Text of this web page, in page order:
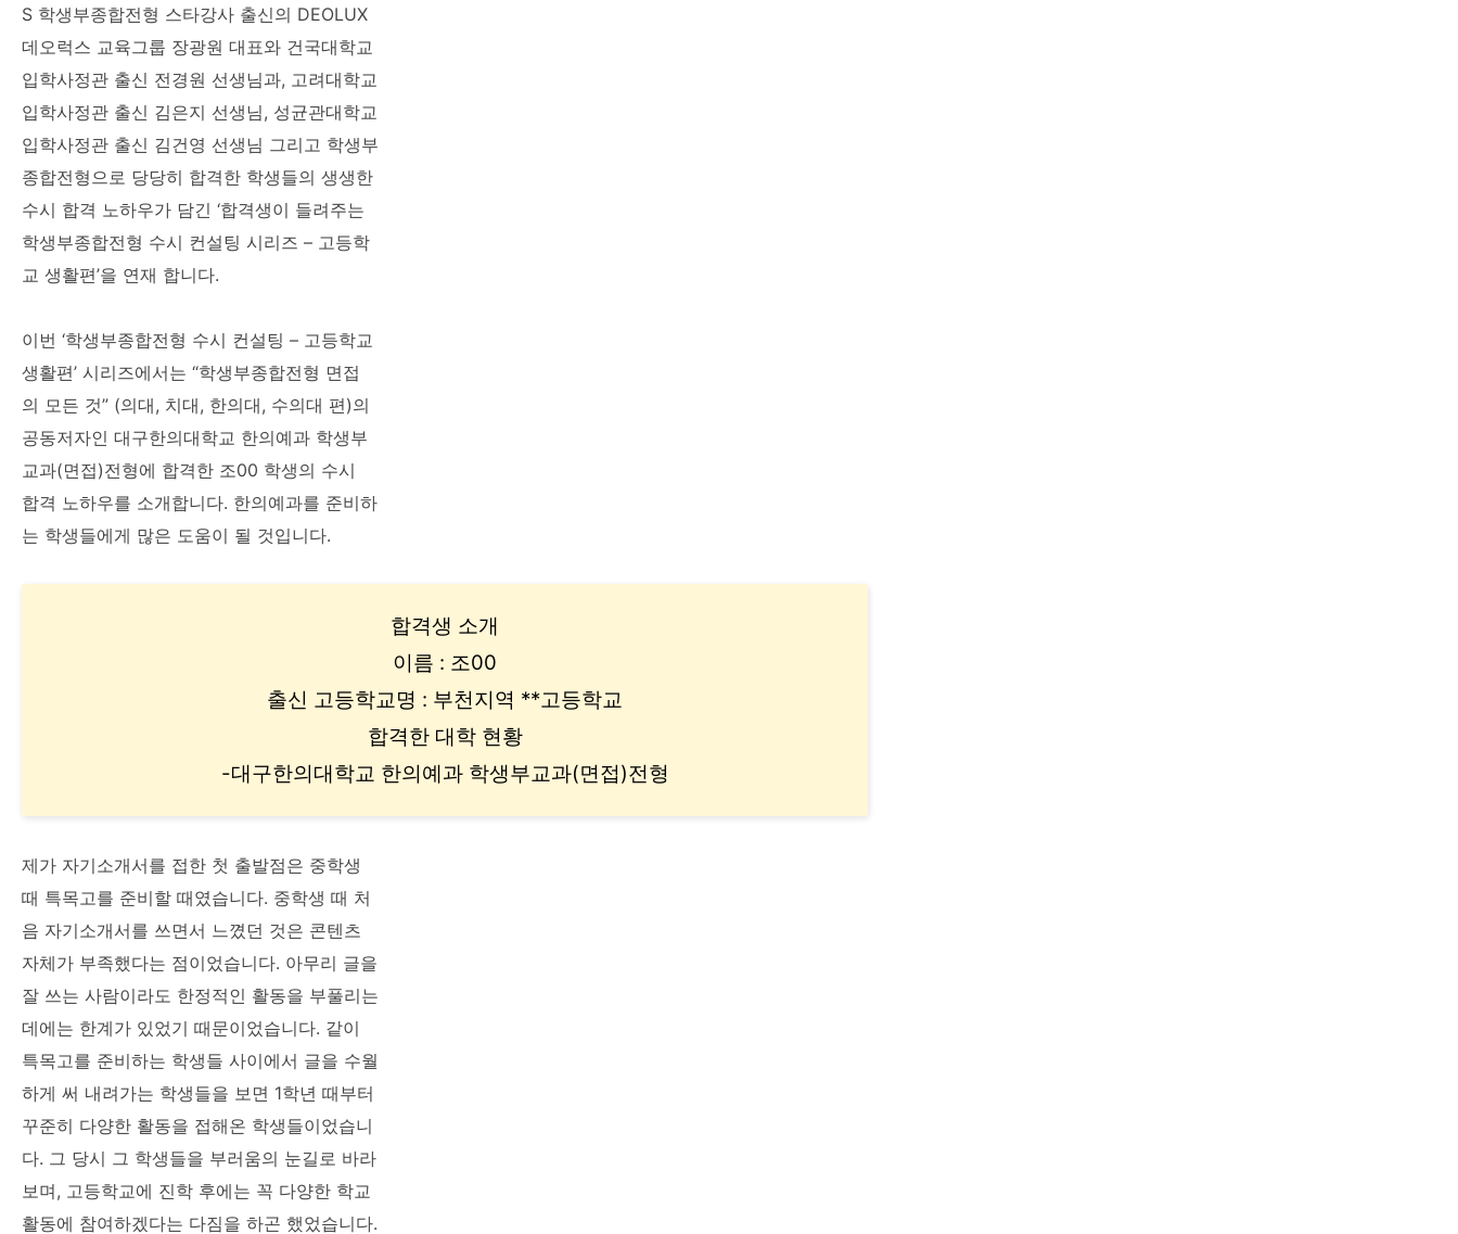
S 학생부종합전형 스타강사 출신의 DEOLUX
데오럭스 교육그룹 장광원 대표와 건국대학교
입학사정관 출신 전경원 선생님과, 고려대학교
입학사정관 출신 김은지 선생님, 성균관대학교
입학사정관 출신 김건영 선생님 그리고 학생부
종합전형으로 당당히 합격한 학생들의 생생한
수시 합격 노하우가 담긴 ‘합격생이 들려주는
학생부종합전형 수시 컨설팅 시리즈 – 고등학
교 생활편’을 연재 합니다.
이번 ‘학생부종합전형 수시 컨설팅 – 고등학교
생활편’ 시리즈에서는 “학생부종합전형 면접
의 모든 것” (의대, 치대, 한의대, 수의대 편)의
공동저자인 대구한의대학교 한의예과 학생부
교과(면접)전형에 합격한 조00 학생의 수시
합격 노하우를 소개합니다. 한의예과를 준비하
는 학생들에게 많은 도움이 될 것입니다.
합격생 소개
이름 : 조00
출신 고등학교명 : 부천지역 **고등학교
합격한 대학 현황
-대구한의대학교 한의예과 학생부교과(면접)전형
제가 자기소개서를 접한 첫 출발점은 중학생
때 특목고를 준비할 때였습니다. 중학생 때 처
음 자기소개서를 쓰면서 느꼈던 것은 콘텐츠
자체가 부족했다는 점이었습니다. 아무리 글을
잘 쓰는 사람이라도 한정적인 활동을 부풀리는
데에는 한계가 있었기 때문이었습니다. 같이
특목고를 준비하는 학생들 사이에서 글을 수월
하게 써 내려가는 학생들을 보면 1학년 때부터
꾸준히 다양한 활동을 접해온 학생들이었습니
다. 그 당시 그 학생들을 부러움의 눈길로 바라
보며, 고등학교에 진학 후에는 꼭 다양한 학교
활동에 참여하겠다는 다짐을 하곤 했었습니다.